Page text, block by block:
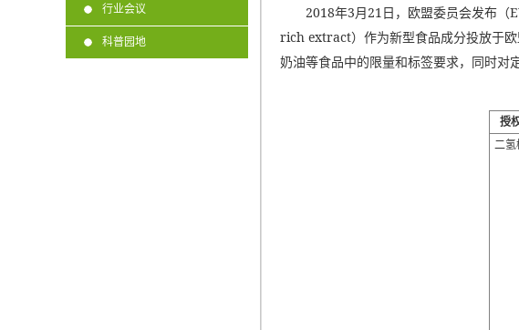
行业会议
科普园地
2018年3月21日，欧盟委员会发布（
rich extract）作为新型食品成分投放于
奶油等食品中的限量和标签要求，同时对
授
二氢